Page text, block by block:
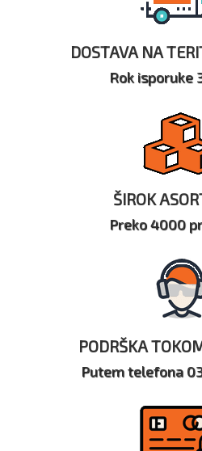
DOSTAVA NA
Rok isporuke
ŠIROK
Preko 4000
PODRŠKA
Putem telefona